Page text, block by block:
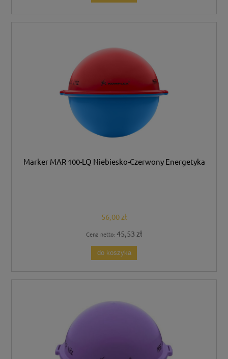
Marker MAR 100-LQ Niebiesko-Czerwony Energetyka
56,00 zł
Cena netto: 45,53 zł
do koszyka